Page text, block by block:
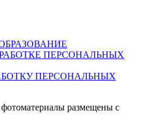
ПЕРСОНАЛЬНЫХ
ПЕРСОНАЛЬНЫХ
размещены с